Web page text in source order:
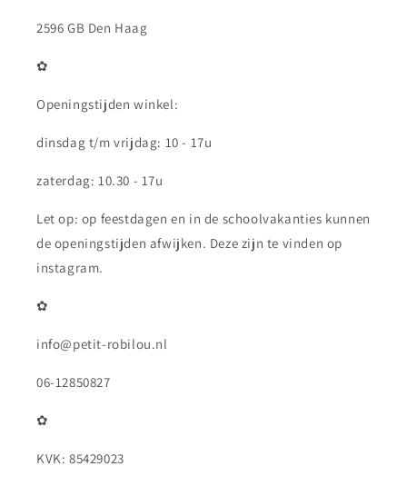
2596 GB Den Haag
✿
Openingstijden winkel:
dinsdag t/m vrijdag: 10 - 17u
zaterdag: 10.30 - 17u
Let op: op feestdagen en in de schoolvakanties kunnen
de openingstijden afwijken. Deze zijn te vinden op
instagram.
✿
info@petit-robilou.nl
06-12850827
✿
KVK: 85429023